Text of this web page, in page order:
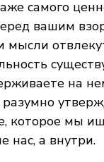
самого
вашим
мысли
на
которое мы
нас, а внутри.